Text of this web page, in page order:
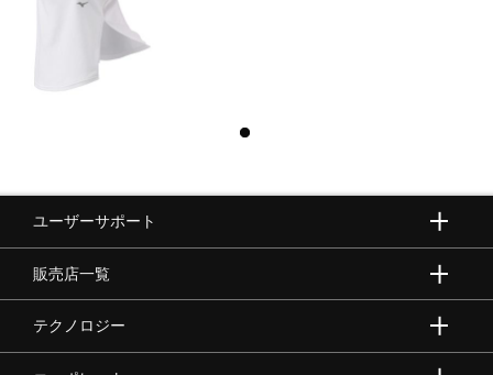
ユーザーサポート
販売店一覧
テクノロジー